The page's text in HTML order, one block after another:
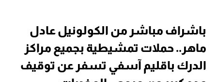
باشراف مباشر من الكولونيل عادل
ماهر.. حملات تمشيطية بجميع مراكز
الدرك باقليم آسفي تسفر عن توقيف